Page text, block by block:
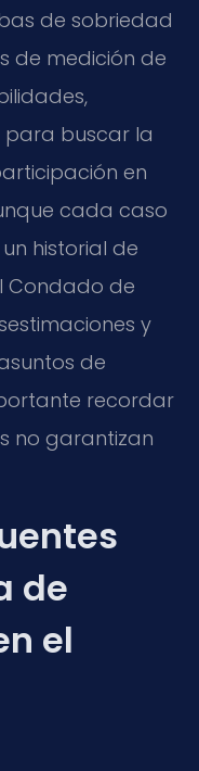
de sobriedad
de medición de
buscar la
en
cada caso
historial de
Condado de
y
de
recordar
no garantizan
de
el